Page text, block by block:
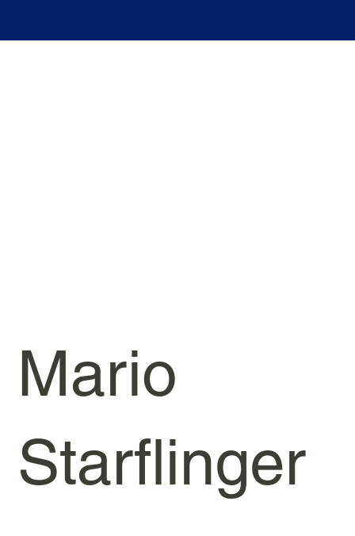
Mario
Starflinger